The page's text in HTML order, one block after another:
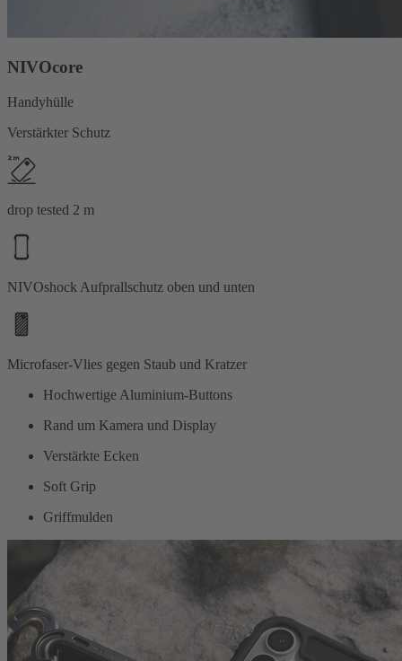
NIVOcore
Handyhülle
Verstärkter Schutz
drop tested 2 m
NIVOshock Aufprallschutz oben und unten
Microfaser-Vlies gegen Staub und Kratzer
Hochwertige Aluminium-Buttons
Rand um Kamera und Display
Verstärkte Ecken
Soft Grip
Griffmulden